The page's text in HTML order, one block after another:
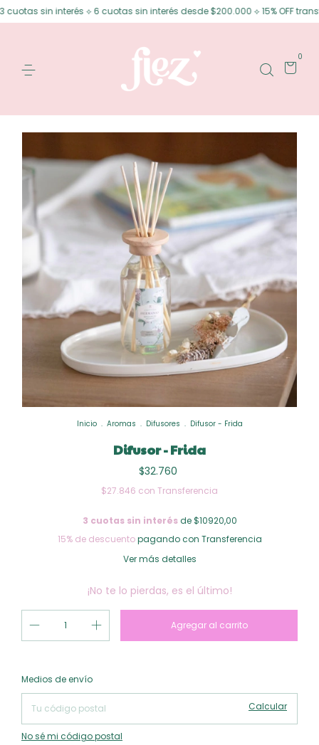
interés ⟡ 6 cuotas sin interés desde $200.000 ⟡ 15% OFF transferencia
0
Inicio . Aromas . Difusores . Difusor - Frida
Difusor - Frida
$32.760
$27.846 con Transferencia
3 cuotas sin interésde $10920,00
15% de descuentopagando con Transferencia
Ver más detalles
¡No te lo pierdas, es el último!
Entregas para el CP:
Medios de envío
Calcular
No sé mi código postal